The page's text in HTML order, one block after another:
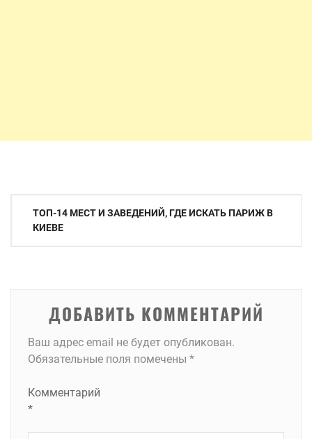
Навигация
ТОП-14 МЕСТ И ЗАВЕДЕНИЙ, ГДЕ ИСКАТЬ ПАРИЖ В
КИЕВЕ
ДОБАВИТЬ КОММЕНТАРИЙ
Ваш адрес email не будет опубликован.
Обязательные поля помечены *
Комментарий
*